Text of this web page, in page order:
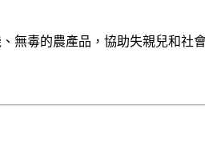
毒的農產品，協助失親兒和社